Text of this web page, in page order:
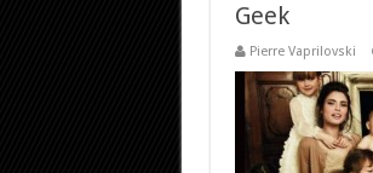
Geek
Pierre Vaprilovski